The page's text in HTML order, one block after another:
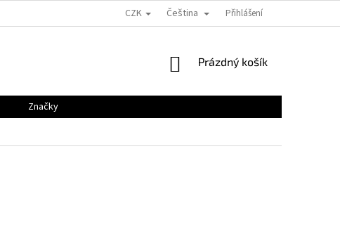
CZK Čeština Přihlášení
NÁKUPNÍ
Prázdný košík
Značky